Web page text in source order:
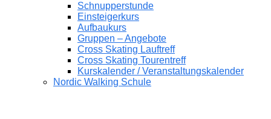
Schnupperstunde
Einsteigerkurs
Aufbaukurs
Gruppen – Angebote
Cross Skating Lauftreff
Cross Skating Tourentreff
Kurskalender / Veranstaltungskalender
Nordic Walking Schule